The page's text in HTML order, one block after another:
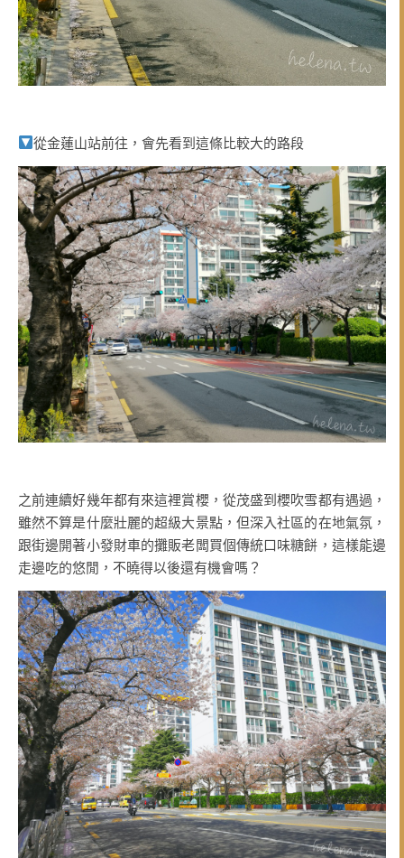
從金蓮山站前往，會先看到這條比較大的路段
之前連續好幾年都有來這裡賞櫻，從茂盛到櫻吹雪都有遇過，
雖然不算是什麼壯麗的超級大景點，但深入社區的在地氣氛，
跟街邊開著小發財車的攤販老闆買個傳統口味糖餅，這樣能邊
走邊吃的悠閒，不曉得以後還有機會嗎？